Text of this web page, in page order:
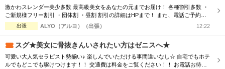
激かわスレンダー美少多数 最高級美女をあなたの元までお届け！ 各種割引多数 ・
ご新規様フリー割引 ・団体割 ・昼割 割引の詳細はHPまで！ また、電話ご予約を
優先させて頂きますので、 ご予約の際はお電話をオススメ致します！ ご了承下さ
いませ☆
出張 ALYO（アルヨ）（出張） 12:22
スグ★美女に骨抜きんいされたい方はゼニスへ★
可愛い大人気セラピスト勢揃い♪ 楽しんでいただける事間違いなし☆ 自宅でもホテ
ルでもどこでも駆けつけます！！ 交通費は料金をご覧ください！！ お電話お待ち